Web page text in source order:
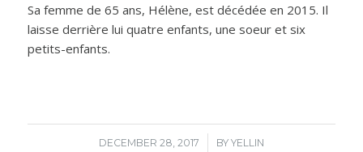
Sa femme de 65 ans, Hélène, est décédée en 2015. Il
laisse derrière lui quatre enfants, une soeur et six
petits-enfants.
DECEMBER 28, 2017
/ BY YELLIN